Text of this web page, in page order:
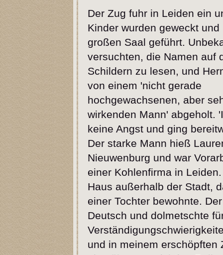
Der Zug fuhr in Leiden ein
Kinder wurden geweckt und
großen Saal geführt.
versuchten, die Namen auf
Schildern zu lesen, und
von einem 'nicht gerade
hochgewachsenen, aber
wirkenden Mann' abgeholt.
keine Angst und ging
Der starke Mann hieß
Nieuwenburg und war
einer Kohlenfirma in
Haus außerhalb der Stadt,
einer Tochter bewohnte.
Deutsch und dolmetschte
und in meinem erschöpften